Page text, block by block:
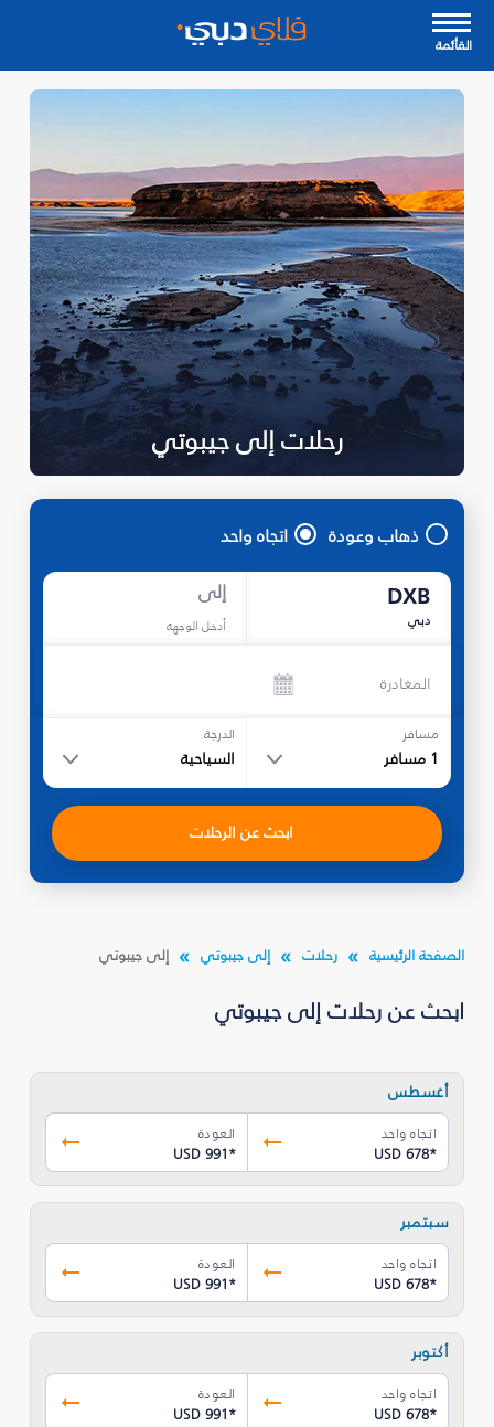
القأئمة
رحلات إلى جيبوتي
ذهاب وعودة اتجاه واحد
DXB
دبي
إلى
أدخل الوجهة
المغادرة
مسافر
1 مسافر
الدرجة
السياحية
ابحث عن الرحلات
الصفحة الرئيسية رحلات إلى جيبوتي إلى جيبوتي
ابحث عن رحلات إلى جيبوتي
أغسطس
اتجاه واحد
USD 678*
العودة
USD 991*
سبتمبر
اتجاه واحد
USD 678*
العودة
USD 991*
أكتوبر
اتجاه واحد
USD 678*
العودة
USD 991*